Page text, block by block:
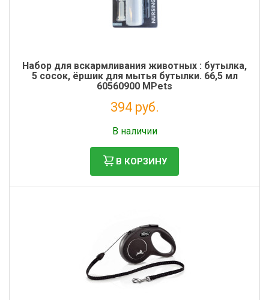
Набор для вскармливания животных : бутылка,
5 сосок, ёршик для мытья бутылки. 66,5 мл
60560900 MPets
394 руб.
В наличии
В КОРЗИНУ